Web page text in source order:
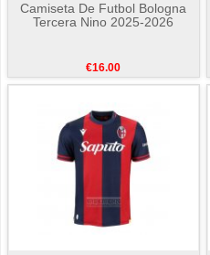
Camiseta De Futbol Bologna
Tercera Nino 2025-2026
€16.00